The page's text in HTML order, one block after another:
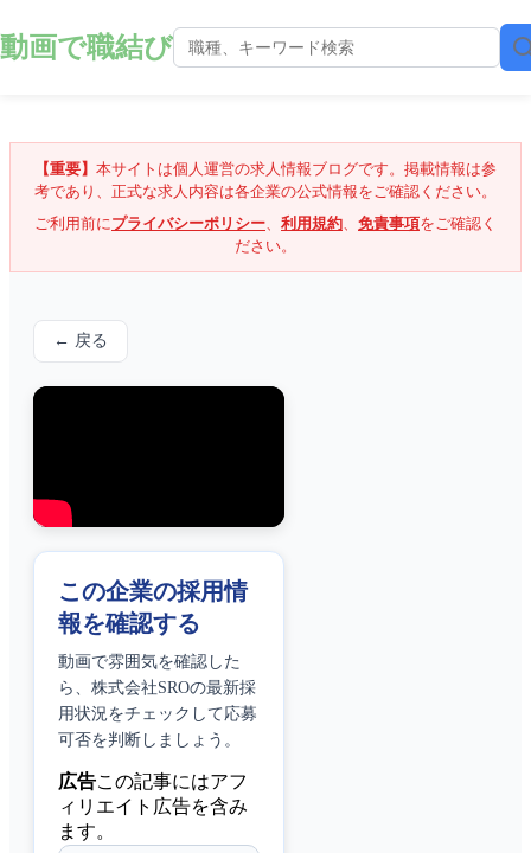
動画で職結び
【重要】 本サイトは個人運営の求人情報ブログです。掲載情報は参
考であり、正式な求人内容は各企業の公式情報をご確認ください。
ご利用前にプライバシーポリシー、 利用規約、 免責事項をご確認く
ださい。
← 戻る
この企業の採用情
報を確認する
動画で雰囲気を確認した
ら、 株式会社SROの最新採
用状況をチェックして応募
可否を判断しましょう。
広告この記事にはアフ
ィリエイト広告を含み
ます。